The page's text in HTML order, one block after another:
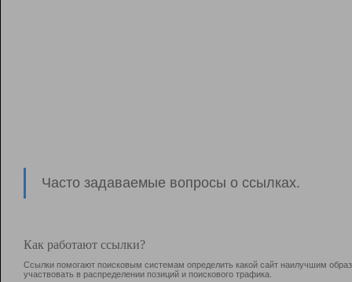
Часто задаваемые вопросы о ссылках.
Как работают ссылки?
Ссылки помогают поисковым системам определить какой сайт наилучшим
участвовать в раcпределении позиций и поискового трафика.